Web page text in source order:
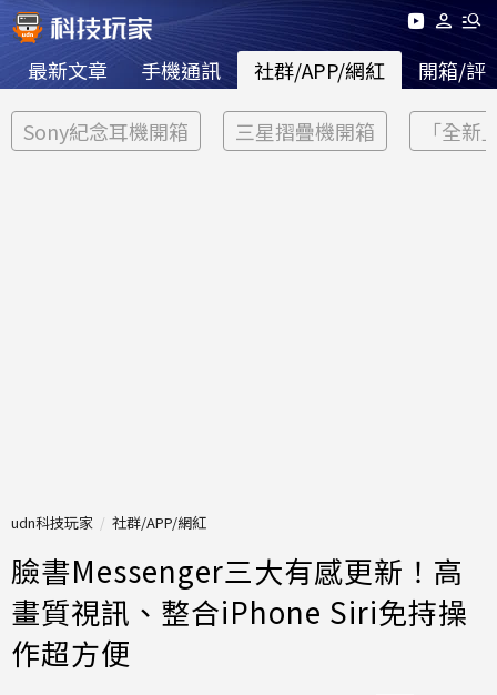
最新文章 手機通訊 社群/APP/網紅 開箱/評
Sony紀念耳機開箱 三星摺疊機開箱 「全新
udn科技玩家 社群/APP/網紅
臉書Messenger三大有感更新！高
畫質視訊、整合iPhone Siri免持操
作超方便